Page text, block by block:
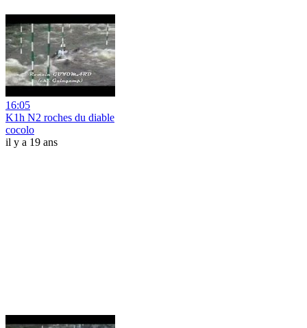
16:05
K1h N2 roches du diable
cocolo
il y a 19 ans